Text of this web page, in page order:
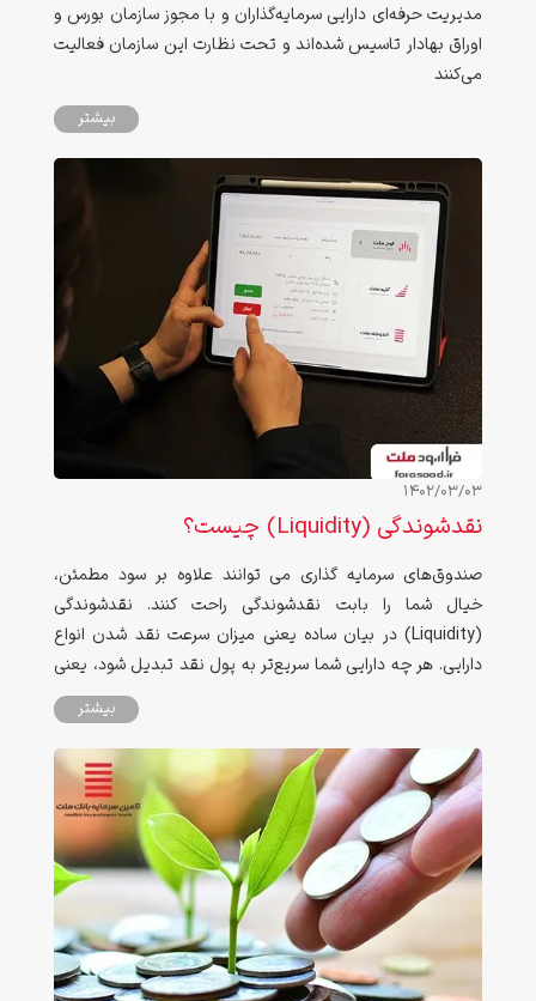
مدیریت حرفه‌ای دارایی سرمایه‌گذاران و با مجوز سازمان بورس و
اوراق بهادار تاسیس شده‌اند و تحت نظارت این سازمان فعالیت
می‌کنند
بیشتر
1402/03/03
نقدشوندگی (Liquidity) چیست؟
صندوق‌های سرمایه گذاری می توانند علاوه بر سود مطمئن،
خیال شما را بابت نقدشوندگی راحت کنند. نقدشوندگی
(Liquidity) در بیان ساده یعنی میزان سرعت نقد شدن انواع
دارایی. هر چه دارایی شما سریع‌تر به پول نقد تبدیل شود، یعنی
بیشتر